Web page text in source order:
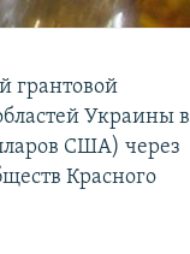
грантовой
Украины в
США) через
Красного